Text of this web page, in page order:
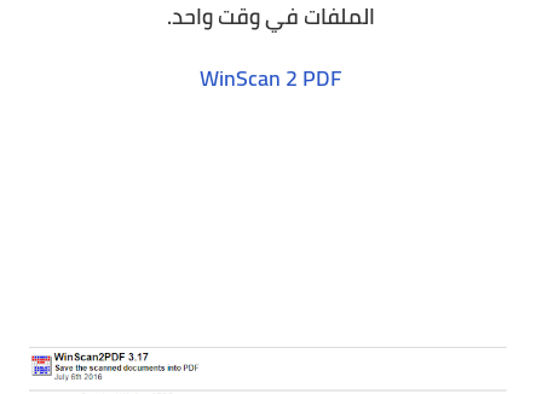
الملفات في وقت واحد.
WinScan 2 PDF